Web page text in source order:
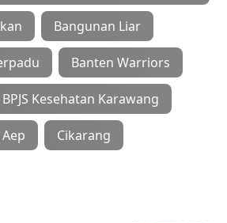
Bangunan Liar
Banten Warriors
BPJS Kesehatan Karawang
Cikarang